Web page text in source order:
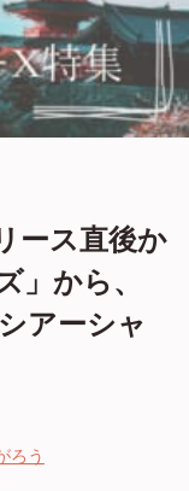
ース直後か
」から、
アーシャ
ろう